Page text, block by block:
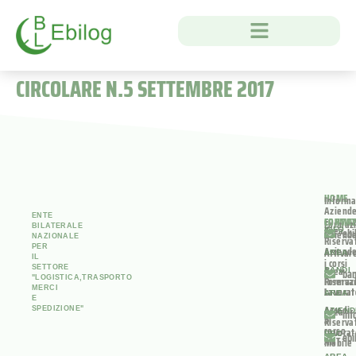
CIRCOLARE N.5 SETTEMBRE 2017
ENTE
BILATERALE
NAZIONALE
PER
SETTORE
"LOGISTICA,TRASPORTO
MERCI
E
SPEDIZIONE"
HOME
Area
Area
Area
Mobile
i corsi
Accedi
al
corso
ANT
INFO
AREA
BANDI
AREA
PEC